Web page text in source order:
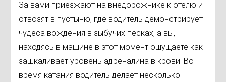
За вами приезжают на внедорожнике к отелю и
отвозят в пустыню, где водитель демонстрирует
чудеса вождения в зыбучих песках, а вы,
находясь в машине в этот момент ощущаете как
зашкаливает уровень адреналина в крови. Во
время катания водитель делает несколько